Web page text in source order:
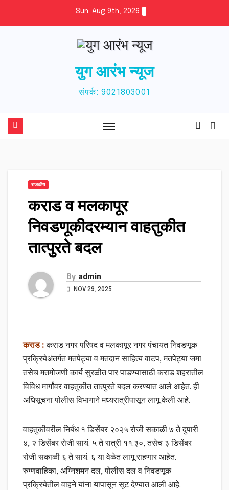
Sun. Aug 9th, 2026
युग आरंभ न्यूज
संपर्क: 9021803001
राजकीय
कराड व मलकापूर
निवडणूकीदरम्यान वाहतुकीत
तात्पुरते बदल
By admin
NOV 29, 2025
कराड : कराड नगर परिषद व मलकापूर नगर पंचायत निवडणूक
प्रक्रियेअंतर्गत मतपेट्या व मतदान साहित्य वाटप, मतपेट्या जमा
तसेच मतमोजणी कार्य सुरळीत पार पाडण्यासाठी कराड शहरातील
विविध मार्गांवर वाहतुकीत तात्पुरते बदल करण्यात आले आहेत. ही
अधिसूचना पोलीस विभागाने मध्यरात्रीपासून लागू केली आहे.
वाहतुकीवरील निर्बंध १ डिसेंबर २०२५ रोजी सकाळी ७ ते दुपारी
४, २ डिसेंबर रोजी सायं. ५ ते रात्री ११.३०, तसेच ३ डिसेंबर
रोजी सकाळी ६ ते सायं. ६ या वेळेत लागू राहणार आहेत.
रुग्णवाहिका, अग्निशमन दल, पोलीस दल व निवडणूक
प्रक्रियेतील वाहने यांना यापासून सूट देण्यात आली आहे.